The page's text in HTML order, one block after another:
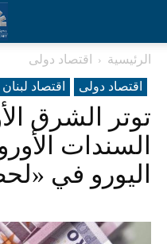
الرئيسية
اقتصاد دولی
اقتصاد دولی
اقتصاد لبنان
توتر الشرق
السندات
اليورو في